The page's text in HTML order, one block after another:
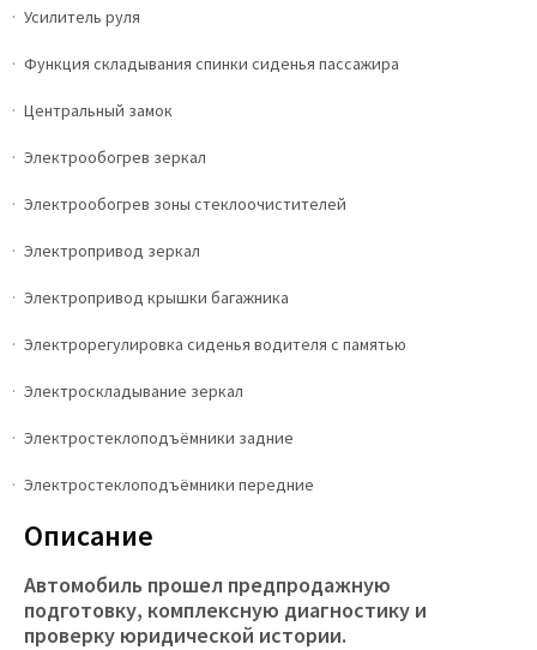
Усилитель руля
Функция складывания спинки сиденья пассажира
Центральный замок
Электрообогрев зеркал
Электрообогрев зоны стеклоочистителей
Электропривод зеркал
Электропривод крышки багажника
Электрорегулировка сиденья водителя с памятью
Электроскладывание зеркал
Электростеклоподъёмники задние
Электростеклоподъёмники передние
Описание
Автомобиль прошел предпродажную
подготовку, комплексную диагностику и
проверку юридической истории.